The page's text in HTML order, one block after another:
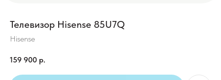
Телевизор Hisense 85U7Q
Hisense
159 900 р.